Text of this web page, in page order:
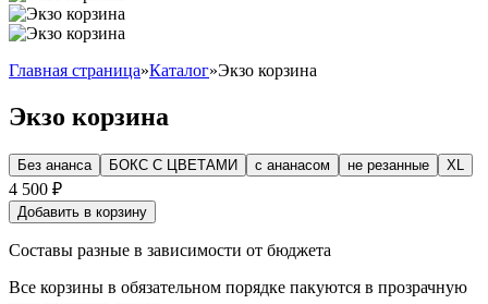
Главная страница»Каталог»Экзо корзина
Экзо корзина
Без ананса БОКС С ЦВЕТАМИ с ананасом не резанные XL
4 500 ₽
Добавить в корзину
Составы разные в зависимости от бюджета
Все корзины в обязательном порядке пакуются в прозрачную